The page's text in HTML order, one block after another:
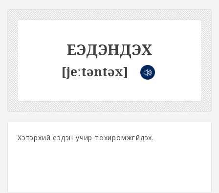
ЕЭДЭНДЭХ
[jeːtəntəx]
Хэтэрхий еэдэн учир тохиромжгүйдэх.